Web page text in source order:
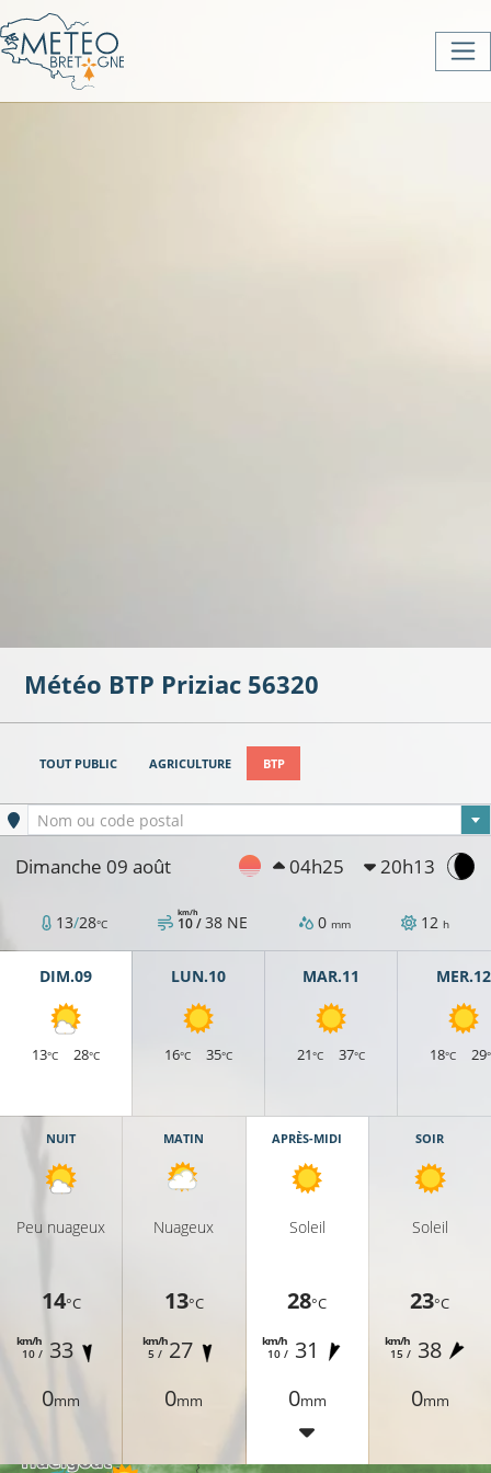
Météo BTP Priziac 56320
TOUT PUBLIC AGRICULTURE BTP
Ville sélectionnée
Nom ou code postal
Dimanche 09 août 04h25 20h13
13/28°C 10 /
km/h 38 NE 0 mm 12 h
DIM.09
13°C 28°C
LUN.10
16°C 35°C
MAR.11
21°C 37°C
MER.12
18°C 29
NUIT
Peu nuageux
14°C
10 /
km/h 33
0mm
MATIN
Nuageux
13°C
5 /
km/h27
0mm
APRÈS-MIDI
Soleil
28°C
10 /
km/h 31
0mm
SOIR
Soleil
23°C
15 /
km/h 38
0mm